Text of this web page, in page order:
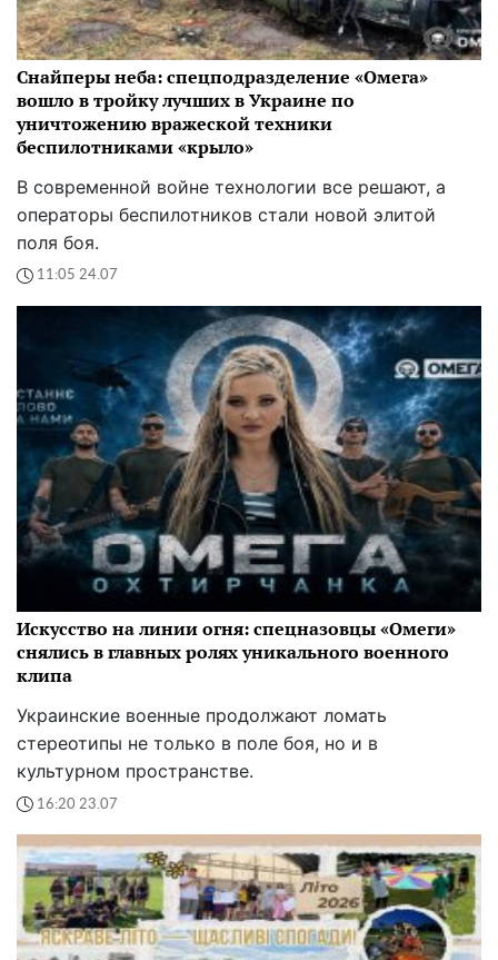
Снайперы неба: спецподразделение «Омега»
вошло в тройку лучших в Украине по
уничтожению вражеской техники
беспилотниками «крыло»
В современной войне технологии все решают, а
операторы беспилотников стали новой элитой
поля боя.
11:05 24.07
Искусство на линии огня: спецназовцы «Омеги»
снялись в главных ролях уникального военного
клипа
Украинские военные продолжают ломать
стереотипы не только в поле боя, но и в
культурном пространстве.
16:20 23.07